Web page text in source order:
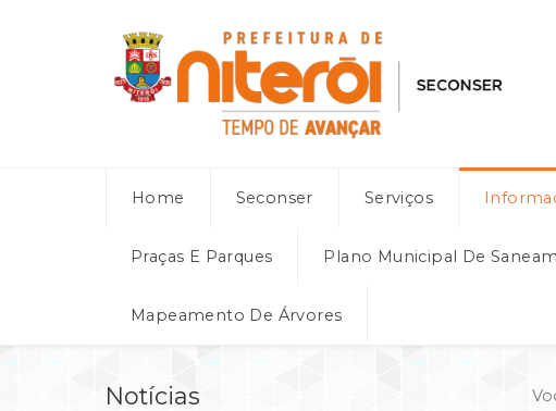
Home Seconser Serviços
Praças E Parques Plano Municipal De
Mapeamento De Árvores
Notícias